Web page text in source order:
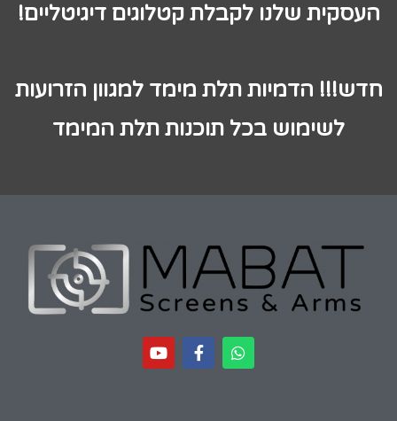
העסקית שלנו לקבלת קטלוגים דיגיטליים!
חדש!!! הדמיות תלת מימד למגוון הזרועות
לשימוש בכל תוכנות תלת המימד